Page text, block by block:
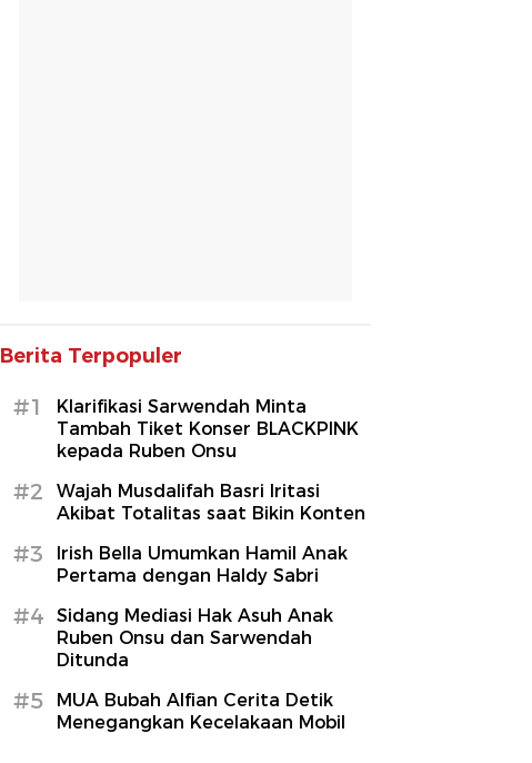
Berita Terpopuler
#1
Klarifikasi Sarwendah Minta
Tambah Tiket Konser BLACKPINK
kepada Ruben Onsu
#2
Wajah Musdalifah Basri Iritasi
Akibat Totalitas saat Bikin Konten
#3
Irish Bella Umumkan Hamil Anak
Pertama dengan Haldy Sabri
#4
Sidang Mediasi Hak Asuh Anak
Ruben Onsu dan Sarwendah
Ditunda
#5
MUA Bubah Alfian Cerita Detik
Menegangkan Kecelakaan Mobil